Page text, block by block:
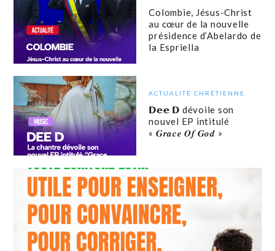
Colombie, Jésus-Christ
au cœur de la nouvelle
présidence d’Abelardo de
la Espriella
ACTUALITÉ CHRÉTIENNE
𝗗𝗲𝗲 𝗗 dévoile son
nouvel EP intitulé
« 𝑮𝒓𝒂𝒄𝒆 𝑶𝒇 𝑮𝒐𝒅 »